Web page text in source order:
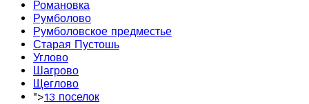
Романовка
Румболово
Румболовское предместье
Старая Пустошь
Углово
Шагрово
Щеглово
">13 поселок